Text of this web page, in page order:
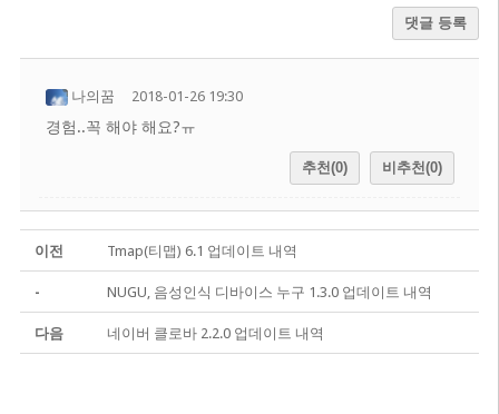
댓글 등록
나의꿈 2018-01-26 19:30
경험..꼭 해야 해요?ㅠ
추천(0) 비추천(0)
이전 Tmap(티맵) 6.1 업데이트 내역
- NUGU, 음성인식 디바이스 누구 1.3.0 업데이트 내역
다음 네이버 클로바 2.2.0 업데이트 내역